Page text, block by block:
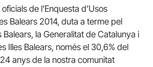
de l’Enquesta d’Usos
Balears 2014, duta a terme pel
Balears, la Generalitat de Catalunya i
Illes Balears, només el 30,6% del
24 anys de la nostra comunitat